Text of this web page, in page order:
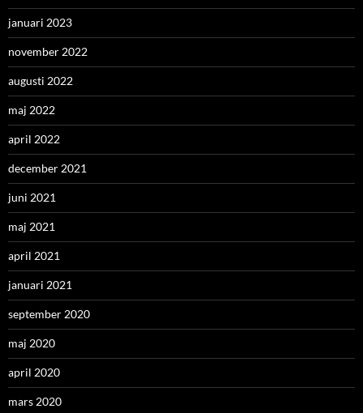
januari 2023
november 2022
augusti 2022
maj 2022
april 2022
december 2021
juni 2021
maj 2021
april 2021
januari 2021
september 2020
maj 2020
april 2020
mars 2020